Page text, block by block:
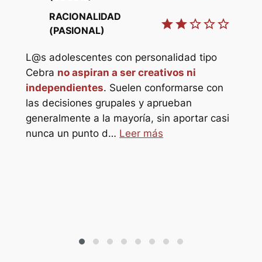
RACIONALIDAD
(PASIONAL)
starstarstar_borderstar_borderstar_border
L@s adolescentes con personalidad tipo
Cebra no aspiran a ser creativos ni
independientes. Suelen conformarse con
las decisiones grupales y aprueban
generalmente a la mayoría, sin aportar casi
nunca un punto d… Leer más